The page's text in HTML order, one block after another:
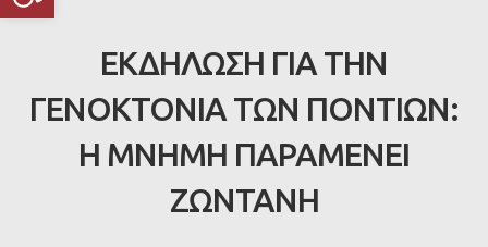
ΕΚΔΗΛΩΣΗ ΓΙΑ ΤΗΝ
ΓΕΝΟΚΤΟΝΙΑ ΤΩΝ ΠΟΝΤΙΩΝ:
Η ΜΝΗΜΗ ΠΑΡΑΜΕΝΕΙ
ΖΩΝΤΑΝΗ